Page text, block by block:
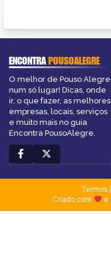
ENCONTRAPOUSOALEGRE
O melhor de Pouso Alegre
num só lugar! Dicas, onde
ir, o que fazer, as melhores
empresas, locais, serviços
e muito mais no guia
Encontra PousoAlegre.
Termos|
Criado com
e